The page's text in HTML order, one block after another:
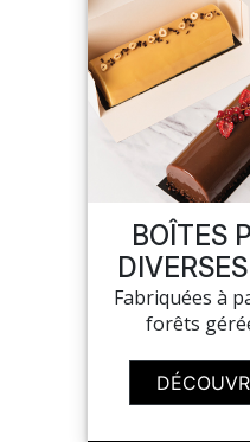
BOÎTES
Fabriquées à
forêts